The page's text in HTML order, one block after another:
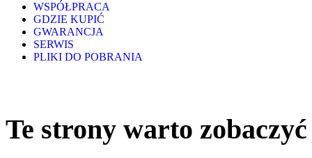
WSPÓŁPRACA
GDZIE KUPIĆ
GWARANCJA
SERWIS
PLIKI DO POBRANIA
Te strony warto zobaczyć